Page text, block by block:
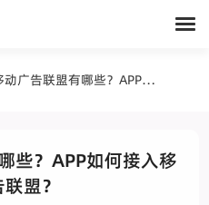
国内移动广告联盟有哪些？APP如何接入移动广告联盟？
些？APP如何接入移
盟？